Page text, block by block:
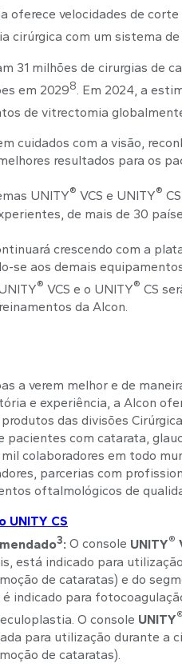
oferece velocidades de
cirúrgica com um sistema de
31 milhões de cirurgias de
em 20298. Em 2024, a
de vitrectomia
cuidados com a visão,
resultados para os
UNITY® VCS e UNITY®
de mais de 30
crescendo com a
se aos demais
® VCS e o UNITY® CS
da Alcon.
a verem melhor e de
e experiência, a Alcon
das divisões
pacientes com catarata,
mil colaboradores em todo
parcerias com
oftalmológicos de
UNITY CS
3: O console UNITY®
está indicado para
de cataratas) e do
indicado para
O console UNITY®
para utilização durante a
de cataratas).